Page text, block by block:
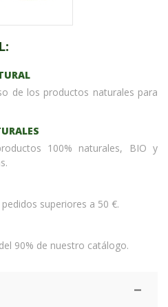
de los productos naturales para
100% naturales, BIO y
superiores a 50 €.
90% de nuestro catálogo.